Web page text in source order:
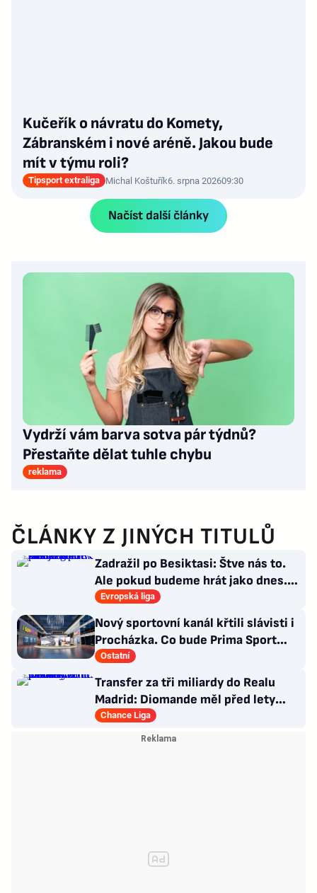
Kučeřík o návratu do Komety,
Zábranském i nové aréně. Jakou bude
mít v týmu roli?
Tipsport extraliga Michal Koštuřík6. srpna 202609:30
Načíst další články
Vydrží vám barva sotva pár týdnů?
Přestaňte dělat tuhle chybu
reklama
ČLÁNKY Z JINÝCH TITULŮ
Zadražil po Besiktasi: Štve nás to.
Ale pokud budeme hrát jako dnes...
Co se stalo u gólu?
Evropská liga
Nový sportovní kanál křtili slávisti i
Procházka. Co bude Prima Sport
vysílat?
Ostatní
Transfer za tři miliardy do Realu
Madrid: Diomande měl před lety
působit v Česku!
Chance Liga